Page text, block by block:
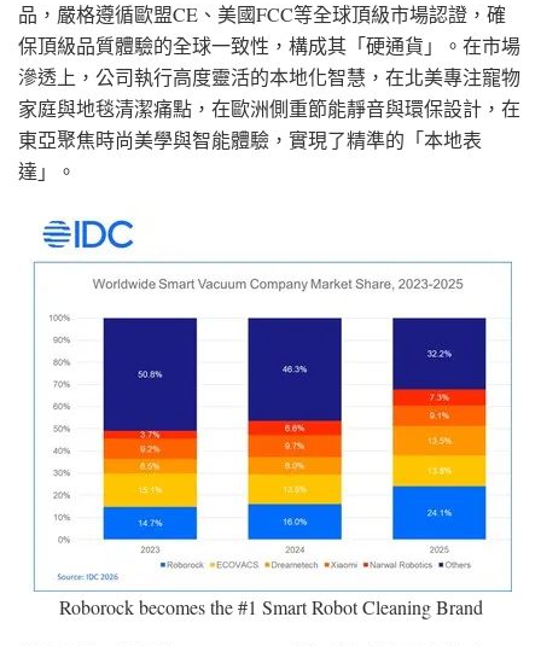
品，嚴格遵循歐盟CE、美國FCC等全球頂級市場認證，確
保頂級品質體驗的全球一致性，構成其「硬通貨」。在市場
滲透上，公司執行高度靈活的本地化智慧，在北美專注寵物
家庭與地毯清潔痛點，在歐洲側重節能靜音與環保設計，在
東亞聚焦時尚美學與智能體驗，實現了精準的「本地表
達」。
Roborock becomes the #1 Smart Robot Cleaning Brand